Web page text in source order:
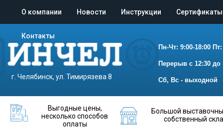
О компании Новости Инструкции Сертификаты
Контакты
г. Челябинск, ул. Тимирязева 8
Пн-Чт: 9:00-18:00
Перерыв с 12:30 до
Сб, Вс - выходной
Выгодные цены,
несколько способов
оплаты
Большой
собственный